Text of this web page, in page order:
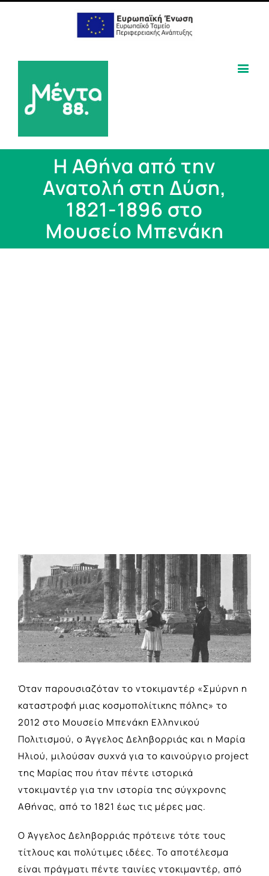
Η Αθήνα από την
Ανατολή στη Δύση,
1821-1896 στο
Μουσείο Μπενάκη
View
Larger
Image
Όταν παρουσιαζόταν το ντοκιμαντέρ «Σμύρνη η
καταστροφή μιας κοσμοπολίτικης πόλης» το
2012 στο Μουσείο Μπενάκη Ελληνικού
Πολιτισμού, ο Άγγελος Δεληβορριάς και η Μαρία
Ηλιού, μιλούσαν συχνά για το καινούργιο project
της Μαρίας που ήταν πέντε ιστορικά
ντοκιμαντέρ για την ιστορία της σύγχρονης
Αθήνας, από το 1821 έως τις μέρες μας.
Ο Άγγελος Δεληβορριάς πρότεινε τότε τους
τίτλους και πολύτιμες ιδέες. Το αποτέλεσμα
είναι πράγματι πέντε ταινίες ντοκιμαντέρ, από